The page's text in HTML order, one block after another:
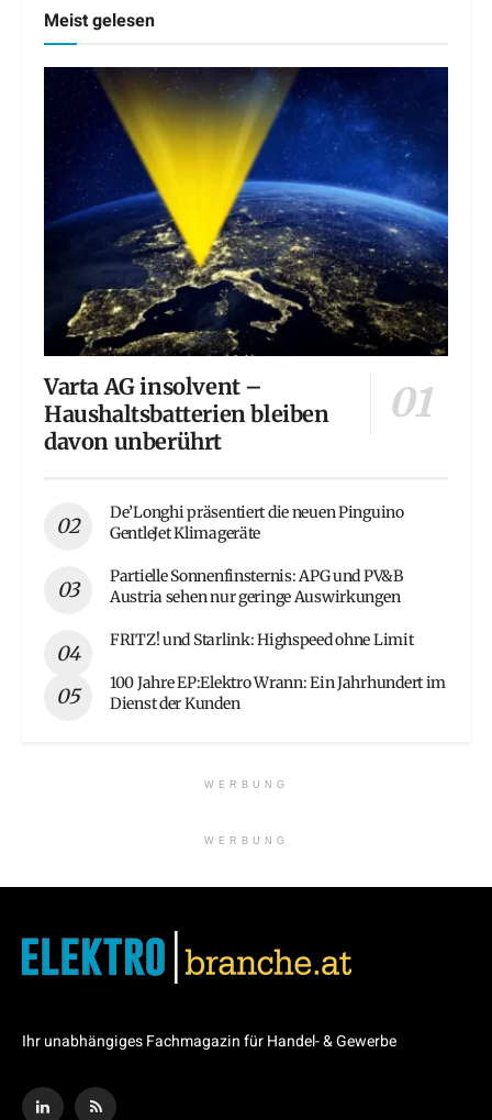
Meist gelesen
Varta AG insolvent –
Haushaltsbatterien bleiben
davon unberührt
De’Longhi präsentiert die neuen Pinguino
GentleJet Klimageräte
Partielle Sonnenfinsternis: APG und PV&B
Austria sehen nur geringe Auswirkungen
FRITZ! und Starlink: Highspeed ohne Limit
100 Jahre EP:Elektro Wrann: Ein Jahrhundert im
Dienst der Kunden
WERBUNG
WERBUNG
Ihr unabhängiges Fachmagazin für Handel- & Gewerbe